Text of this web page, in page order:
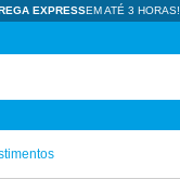
EXPRESSEM ATÉ 3 HORAS!